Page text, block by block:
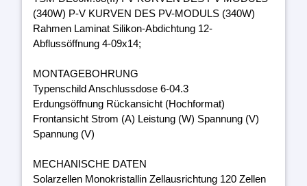
(340W) P-V KURVEN DES PV-MODULS (340W)
Rahmen Laminat Silikon-Abdichtung 12-
Abflussöffnung 4-09x14;
MONTAGEBOHRUNG
Typenschild Anschlussdose 6-04.3
Erdungsöffnung Rückansicht (Hochformat)
Frontansicht Strom (A) Leistung (W) Spannung (V)
Spannung (V)
MECHANISCHE DATEN
Solarzellen Monokristallin Zellausrichtung 120 Zellen